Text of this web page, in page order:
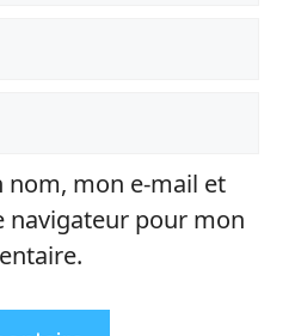
nom, mon e-mail et
navigateur pour mon